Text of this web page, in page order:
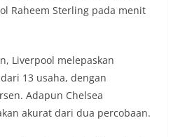
Raheem Sterling pada menit
Liverpool melepaskan
13 usaha, dengan
Adapun Chelsea
akurat dari dua percobaan.